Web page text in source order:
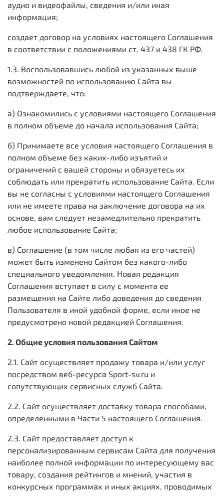
аудио и видеофайлы, сведения и/или иная
информация;
создает договор на условиях настоящего Соглашения
в соответствии с положениями ст. 437 и 438 ГК РФ.
1.3. Воспользовавшись любой из указанных выше
возможностей по использованию Сайта вы
подтверждаете, что:
а) Ознакомились с условиями настоящего Соглашения
в полном объеме до начала использования Сайта;
б) Принимаете все условия настоящего Соглашения в
полном объеме без каких-либо изъятий и
ограничений с вашей стороны и обязуетесь их
соблюдать или прекратить использование Сайта. Если
вы не согласны с условиями настоящего Соглашения
или не имеете права на заключение договора на их
основе, вам следует незамедлительно прекратить
любое использование Сайта;
в) Соглашение (в том числе любая из его частей)
может быть изменено Сайтом без какого-либо
специального уведомления. Новая редакция
Соглашения вступает в силу с момента ее
размещения на Сайте либо доведения до сведения
Пользователя в иной удобной форме, если иное не
предусмотрено новой редакцией Соглашения.
2. Общие условия пользования Сайтом
2.1. Сайт осуществляет продажу товара и/или услуг
посредством веб-ресурса Sport-sv.ru и
сопутствующих сервисных служб Сайта.
2.2. Сайт осуществляет доставку товара способами,
определенными в Части 5 настоящего Соглашения.
2.3. Сайт предоставляет доступ к
персонализированным сервисам Сайта для получения
наиболее полной информации по интересующему вас
товару, создания рейтингов и мнений, участия в
конкурсных программах и иных акциях, проводимых